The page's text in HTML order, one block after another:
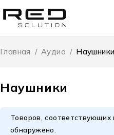
Наушники
Главная / Аудио / Наушники
Товаров, соответствующих
обнаружено.